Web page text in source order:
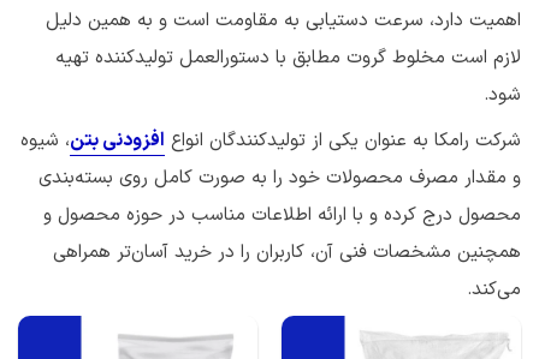
اهمیت دارد، سرعت دستیابی به مقاومت است و به همین دلیل
لازم است مخلوط گروت مطابق با دستورالعمل تولیدکننده تهیه
شود.
شرکت رامکا به عنوان یکی از تولیدکنندگان انواع افزودنی‌ بتن، شیوه
و مقدار مصرف محصولات خود را به صورت کامل روی بسته‌بندی
محصول درج کرده و با ارائه اطلاعات مناسب در حوزه محصول و
همچنین مشخصات فنی آن، کاربران را در خرید آسان‌تر همراهی
می‌کند.